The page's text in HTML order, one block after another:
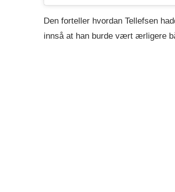
Den forteller hvordan Tellefsen
innså at han burde vært ærligere